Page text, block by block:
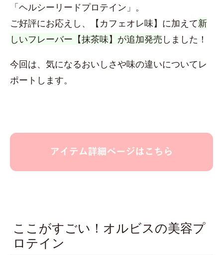
「ヘルシーリードプロテイン」。
ご好評にお応えし、【カフェオレ味】に加えて新
しいフレーバー【抹茶味】が追加発売 しました！
今回は、気になるおいしさや味の違いについてレ
ポートします。
ここがすごい！オルビスの美容プ
ロテイン